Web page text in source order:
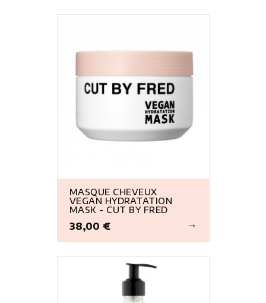
MASQUE CHEVEUX
VEGAN HYDRATATION
MASK - CUT BY FRED
Prix
38,00 €